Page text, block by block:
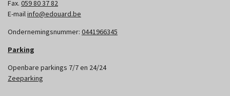
Fax. 059 80 37 82
E-mailinfo@edouard.be
Ondernemingsnummer: 0441966345
Parking
Openbare parkings 7/7 en 24/24
Zeeparking